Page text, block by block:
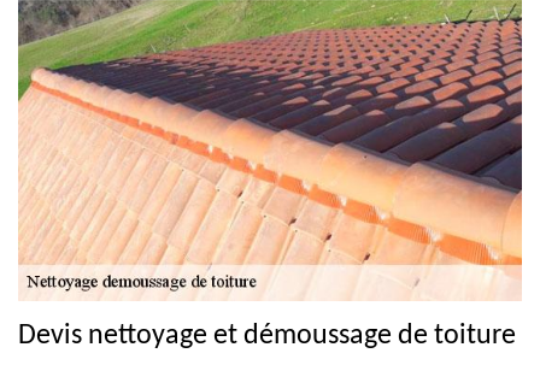
Devis nettoyage et démoussage de toiture